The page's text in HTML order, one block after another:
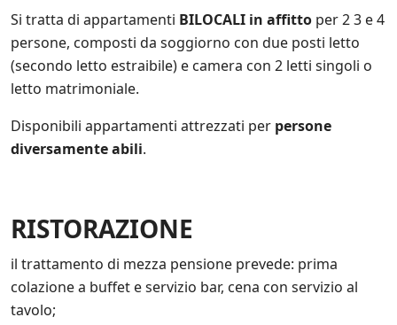
n
i
s
c
o
n
a
t
h
d
i
t
e
Si tratta di appartamenti BILOCALI in affitto per 2 3 e 4
persone, composti da soggiorno con due posti letto
(secondo letto estraibile) e camera con 2 letti singoli o
letto matrimoniale.
Disponibili appartamenti attrezzati per persone
diversamente abili.
RISTORAZIONE
il trattamento di mezza pensione prevede: prima
colazione a buffet e servizio bar, cena con servizio al
tavolo;